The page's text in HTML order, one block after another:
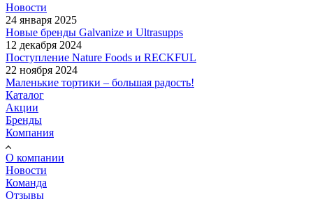
Новости
24 января 2025
Новые бренды Galvanize и Ultrasupps
12 декабря 2024
Поступление Nature Foods и RECKFUL
22 ноября 2024
Маленькие тортики – большая радость!
Каталог
Акции
Бренды
Компания
О компании
Новости
Команда
Отзывы